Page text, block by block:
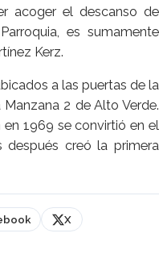
acoger el descanso de
es sumamente
Kerz.
a las puertas de la
2 de Alto Verde.
1969 se convirtió en el
creó la primera
X